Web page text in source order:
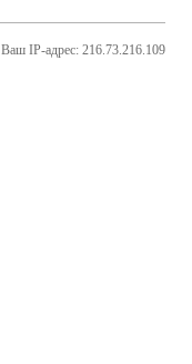
Ваш IP-адрес: 216.73.216.109